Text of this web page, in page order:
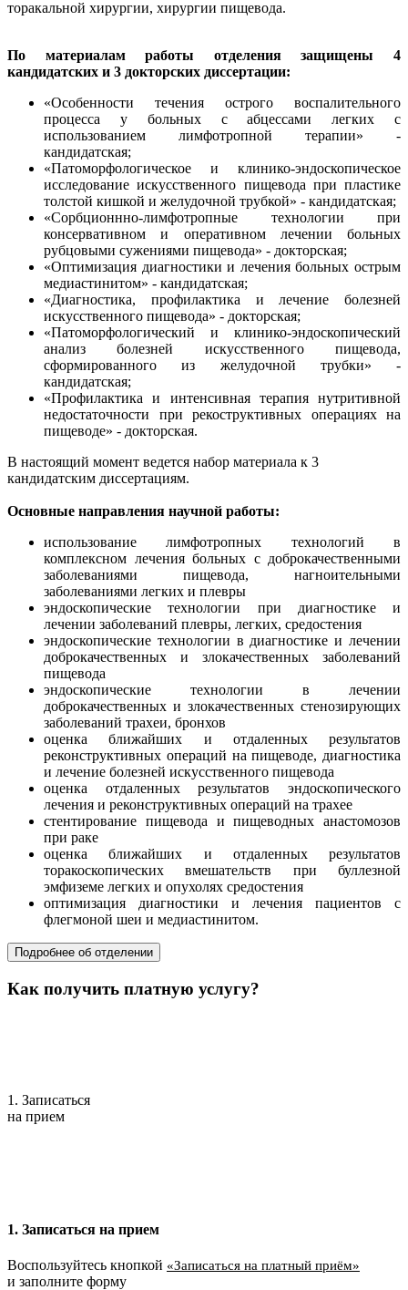
торакальной хирургии, хирургии пищевода.
По материалам работы отделения защищены 4
кандидатских и 3 докторских диссертации:
«Особенности течения острого воспалительного
процесса у больных с абцессами легких с
использованием лимфотропной терапии» -
кандидатская;
«Патоморфологическое и клинико-эндоскопическое
исследование искусственного пищевода при пластике
толстой кишкой и желудочной трубкой» - кандидатская;
«Сорбционнно-лимфотропные технологии при
консервативном и оперативном лечении больных
рубцовыми сужениями пищевода» - докторская;
«Оптимизация диагностики и лечения больных острым
медиастинитом» - кандидатская;
«Диагностика, профилактика и лечение болезней
искусственного пищевода» - докторская;
«Патоморфологический и клинико-эндоскопический
анализ болезней искусственного пищевода,
сформированного из желудочной трубки» -
кандидатская;
«Профилактика и интенсивная терапия нутритивной
недостаточности при рекоструктивных операциях на
пищеводе» - докторская.
В настоящий момент ведется набор материала к 3
кандидатским диссертациям.
Основные направления научной работы:
использование лимфотропных технологий в
комплексном лечения больных с доброкачественными
заболеваниями пищевода, нагноительными
заболеваниями легких и плевры
эндоскопические технологии при диагностике и
лечении заболеваний плевры, легких, средостения
эндоскопические технологии в диагностике и лечении
доброкачественных и злокачественных заболеваний
пищевода
эндоскопические технологии в лечении
доброкачественных и злокачественных стенозирующих
заболеваний трахеи, бронхов
оценка ближайших и отдаленных результатов
реконструктивных операций на пищеводе, диагностика
и лечение болезней искусственного пищевода
оценка отдаленных результатов эндоскопического
лечения и реконструктивных операций на трахее
стентирование пищевода и пищеводных анастомозов
при раке
оценка ближайших и отдаленных результатов
торакоскопических вмешательств при буллезной
эмфиземе легких и опухолях средостения
оптимизация диагностики и лечения пациентов с
флегмоной шеи и медиастинитом.
Подробнее об отделении
Как получить платную услугу?
1. Записаться
на прием
1. Записаться на прием
Воспользуйтесь кнопкой «Записаться на платный приём»
и заполните форму